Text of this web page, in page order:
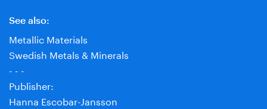
See also:
Metallic Materials
Swedish Metals & Minerals
- - -
Publisher:
Hanna Escobar-Jansson